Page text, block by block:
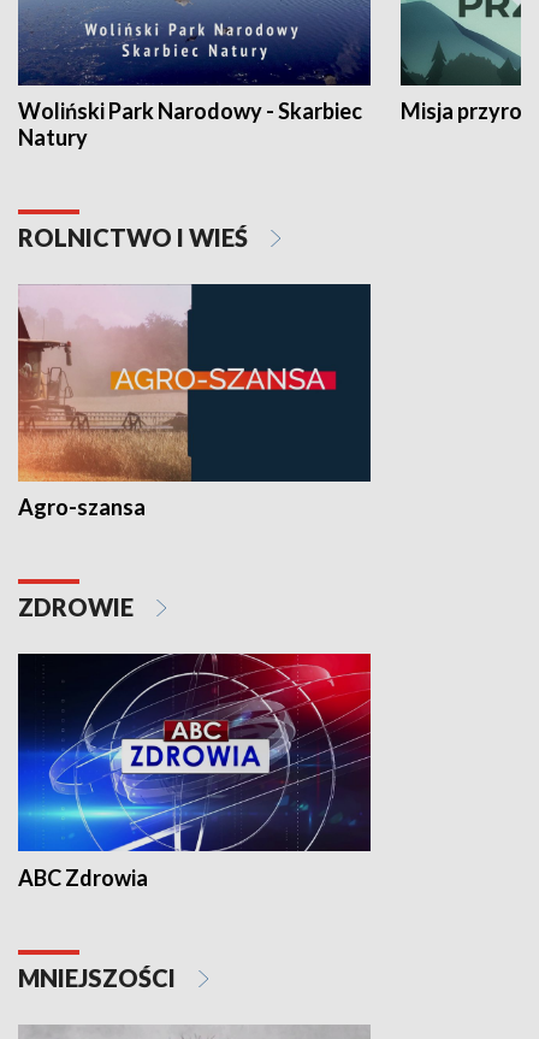
Woliński Park Narodowy - Skarbiec
Natury
Misja
ROLNICTWO I WIEŚ
Agro-szansa
ZDROWIE
ABC Zdrowia
MNIEJSZOŚCI